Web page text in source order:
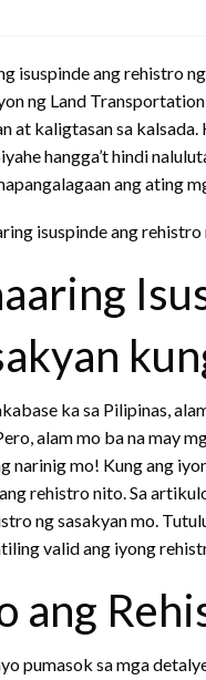
isuspinde ang rehistro
ng Land
at kaligtasan sa
hangga’t hindi
ang ating
ka sa Pilipinas,
alam mo ba na may
narinig mo! Kung ang
rehistro nito. Sa
ng sasakyan mo.
valid ang iyong
ang
pumasok sa mga